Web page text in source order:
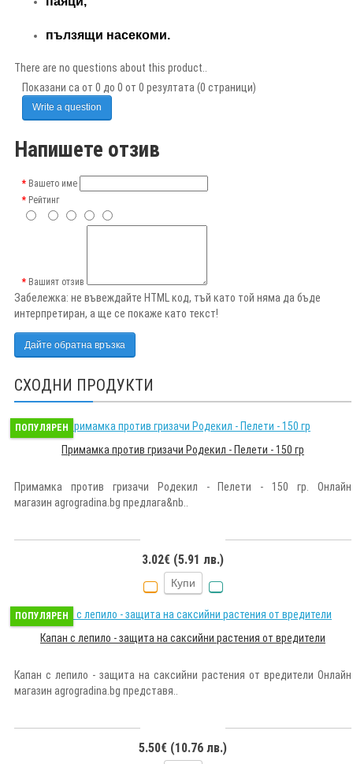
пълзящи насекоми.
There are no questions about this product..
Показани са от 0 до 0 от 0 резултата (0 страници)
Write a question
Напишете отзив
Вашето име
Рейтинг
Вашият отзив
Забележка: не въвеждайте HTML код, тъй като той няма да бъде
интерпретиран, а ще се покаже като текст!
Дайте обратна връзка
СХОДНИ ПРОДУКТИ
ПОПУЛЯРЕН
Примамка против гризачи Родекил - Пелети - 150 гр
Примамка против гризачи Родекил - Пелети - 150 гр. Онлайн
магазин agrogradina.bg предлага&nb..
3.02€ (5.91 лв.)
Купи
ПОПУЛЯРЕН
Капан с лепило - защита на саксийни растения от вредители
Капан с лепило - защита на саксийни растения от вредители Онлайн
магазин agrogradina.bg представя..
5.50€ (10.76 лв.)